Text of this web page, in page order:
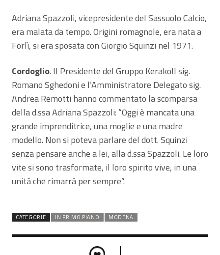
Adriana Spazzoli, vicepresidente del Sassuolo Calcio,
era malata da tempo. Origini romagnole, era nata a
Forlì, si era sposata con Giorgio Squinzi nel 1971.
Cordoglio. ll Presidente del Gruppo Kerakoll sig.
Romano Sghedoni e l’Amministratore Delegato sig.
Andrea Remotti hanno commentato la scomparsa
della d.ssa Adriana Spazzoli: “Oggi è mancata una
grande imprenditrice, una moglie e una madre
modello. Non si poteva parlare del dott. Squinzi
senza pensare anche a lei, alla d.ssa Spazzoli. Le loro
vite si sono trasformate, il loro spirito vive, in una
unità che rimarrà per sempre”.
CATEGORIE IN PRIMO PIANO MODENA